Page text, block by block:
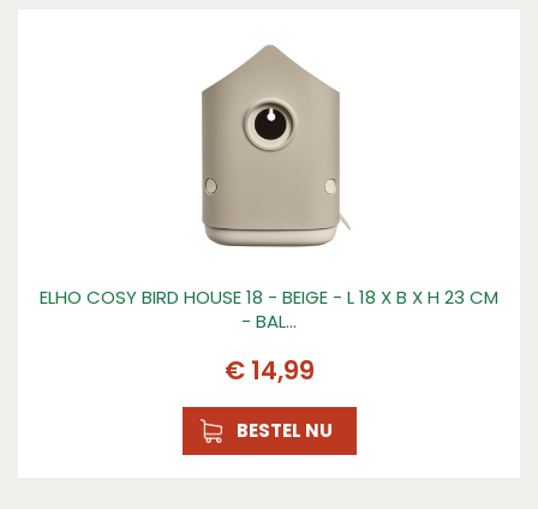
ELHO COSY BIRD HOUSE 18 - BEIGE - L 18 X B X H 23 CM
- BAL…
€ 14,99
BESTEL NU